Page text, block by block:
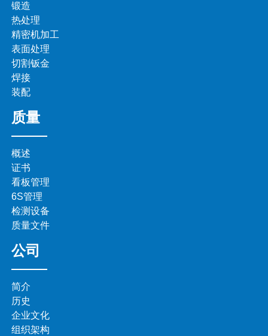
锻造
热处理
精密机加工
表面处理
切割钣金
焊接
装配
质量
概述
证书
看板管理
6S管理
检测设备
质量文件
公司
简介
历史
企业文化
组织架构